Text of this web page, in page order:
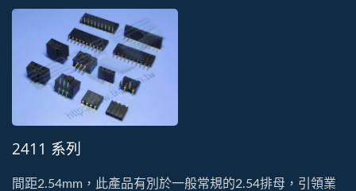
2411 系列
間距2.54mm，此產品有別於一般常規的2.54排母，引領業